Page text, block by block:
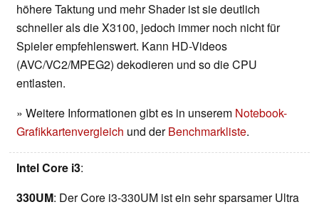
höhere Taktung und mehr Shader ist sie deutlich
schneller als die X3100, jedoch immer noch nicht für
Spieler empfehlenswert. Kann HD-Videos
(AVC/VC2/MPEG2) dekodieren und so die CPU
entlasten.
» Weitere Informationen gibt es in unserem Notebook-
Grafikkartenvergleich und derBenchmarkliste.
Intel Core i3:
330UM: Der Core i3-330UM ist ein sehr sparsamer Ultra